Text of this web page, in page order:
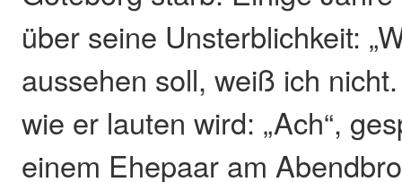
über seine Unsterblichkeit:
aussehen soll, weiß ich
wie er lauten wird: „Ach“,
einem Ehepaar am